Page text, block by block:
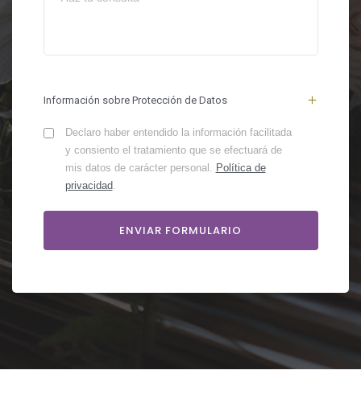
Información sobre Protección de Datos
Declaro haber entendido la información facilitada
y consiento el tratamiento que se efectuará de
mis datos de carácter personal. Política de
privacidad.